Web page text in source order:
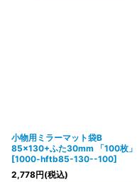
小物用ミラーマット袋B
85×130+ふた30mm 「100枚」
[1000-hftb85-130--100]
2,778円(税込)